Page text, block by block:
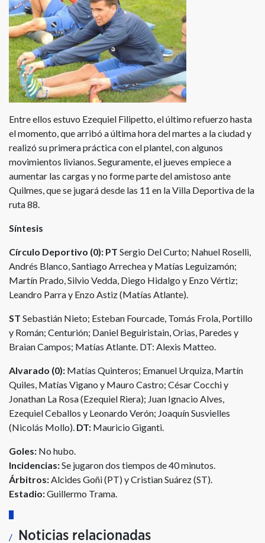
Entre ellos estuvo Ezequiel Filipetto, el último refuerzo hasta
el momento, que arribó a última hora del martes a la ciudad y
realizó su primera práctica con el plantel, con algunos
movimientos livianos. Seguramente, el jueves empiece a
aumentar las cargas y no forme parte del amistoso ante
Quilmes, que se jugará desde las 11 en la Villa Deportiva de la
ruta 88.
Síntesis
Círculo Deportivo (0): PT Sergio Del Curto; Nahuel Roselli,
Andrés Blanco, Santiago Arrechea y Matías Leguizamón;
Martín Prado, Silvio Vedda, Diego Hidalgo y Enzo Vértiz;
Leandro Parra y Enzo Astiz (Matías Atlante).
ST Sebastián Nieto; Esteban Fourcade, Tomás Frola, Portillo
y Román; Centurión; Daniel Beguiristain, Orias, Paredes y
Braian Campos; Matías Atlante. DT: Alexis Matteo.
Alvarado (0): Matías Quinteros; Emanuel Urquiza, Martín
Quiles, Matías Vigano y Mauro Castro; César Cocchi y
Jonathan La Rosa (Ezequiel Riera); Juan Ignacio Alves,
Ezequiel Ceballos y Leonardo Verón; Joaquín Susvielles
(Nicolás Mollo). DT: Mauricio Giganti.
Goles: No hubo.
Incidencias:Se jugaron dos tiempos de 40 minutos.
Árbitros: Alcides Goñi (PT) y Cristian Suárez (ST).
Estadio:Guillermo Trama.
Noticias relacionadas